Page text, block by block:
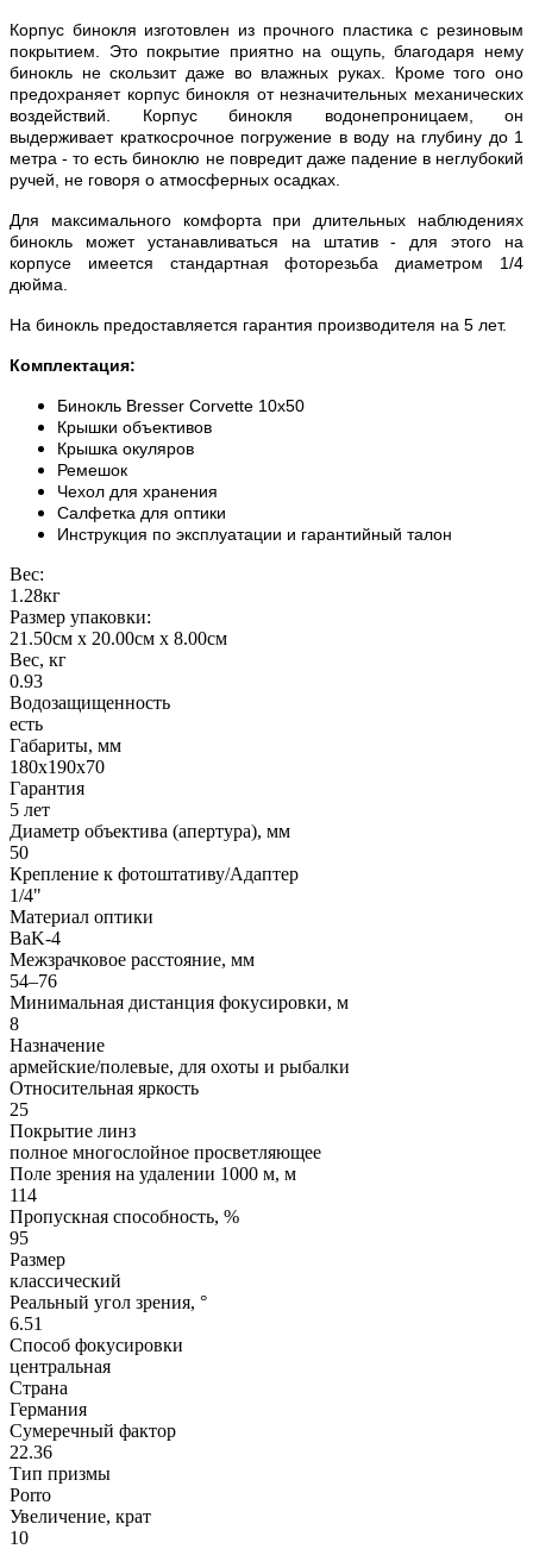
Корпус бинокля изготовлен из прочного пластика с резиновым
покрытием. Это покрытие приятно на ощупь, благодаря нему
бинокль не скользит даже во влажных руках. Кроме того оно
предохраняет корпус бинокля от незначительных механических
воздействий. Корпус бинокля водонепроницаем, он
выдерживает краткосрочное погружение в воду на глубину до 1
метра - то есть биноклю не повредит даже падение в неглубокий
ручей, не говоря о атмосферных осадках.
Для максимального комфорта при длительных наблюдениях
бинокль может устанавливаться на штатив - для этого на
корпусе имеется стандартная фоторезьба диаметром 1/4
дюйма.
На бинокль предоставляется гарантия производителя на 5 лет.
Комплектация:
Бинокль Bresser Corvette 10x50
Крышки объективов
Крышка окуляров
Ремешок
Чехол для хранения
Салфетка для оптики
Инструкция по эксплуатации и гарантийный талон
Вес:
1.28кг
Размер упаковки:
21.50см x 20.00см x 8.00см
Вес, кг
0.93
Водозащищенность
есть
Габариты, мм
180x190x70
Гарантия
5 лет
Диаметр объектива (апертура), мм
50
Крепление к фотоштативу/Адаптер
1/4"
Материал оптики
BaK-4
Межзрачковое расстояние, мм
54–76
Минимальная дистанция фокусировки, м
8
Назначение
армейские/полевые, для охоты и рыбалки
Относительная яркость
25
Покрытие линз
полное многослойное просветляющее
Поле зрения на удалении 1000 м, м
114
Пропускная способность, %
95
Размер
классический
Реальный угол зрения, °
6.51
Способ фокусировки
центральная
Страна
Германия
Сумеречный фактор
22.36
Тип призмы
Porro
Увеличение, крат
10